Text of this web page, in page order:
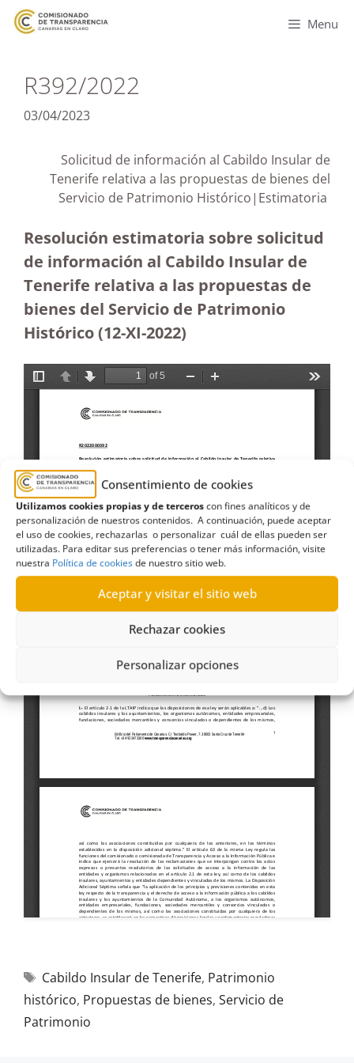
Consentimiento de cookies
Utilizamos cookies propias y de terceroscon fines analíticos y de
personalización de nuestros contenidos. A continuación, puede aceptar
el uso de cookies, rechazarlas o personalizar cuál de ellas pueden ser
utilizadas. Para editar sus preferencias o tener más información, visite
nuestra Política de cookiesde nuestro sitio web.
Aceptar y visitar el sitio web
Rechazar cookies
Personalizar opciones
Menu
R392/2022
03/04/2023
Solicitud de información al Cabildo Insular de
Tenerife relativa a las propuestas de bienes del
Servicio de Patrimonio Histórico|Estimatoria
Resolución estimatoria sobre solicitud
de información al Cabildo Insular de
Tenerife relativa a las propuestas de
bienes del Servicio de Patrimonio
Histórico (12-XI-2022)
Cabildo Insular de Tenerife, Patrimonio
histórico, Propuestas de bienes, Servicio de
Patrimonio